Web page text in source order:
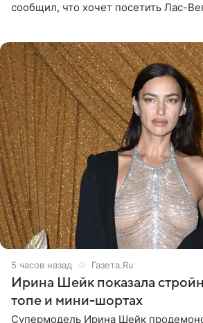
сообщил, что хочет посетить Лас-
5 часов назад Газета.Ru
Ирина Шейк показала
топе и мини-шортах
Супермодель Ирина Шейк